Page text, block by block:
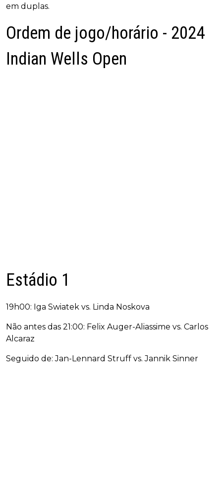
em duplas.
Ordem de jogo/horário - 2024
Indian Wells Open
Estádio 1
19h00: Iga Swiatek vs. Linda Noskova
Não antes das 21:00: Felix Auger-Aliassime vs. Carlos
Alcaraz
Seguido de: Jan-Lennard Struff vs. Jannik Sinner